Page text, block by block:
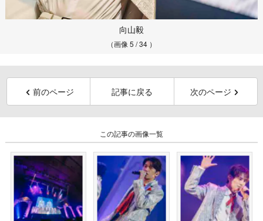
向山毅
（画像 5 / 34 ）
前のページ 記事に戻る 次のページ
この記事の画像一覧